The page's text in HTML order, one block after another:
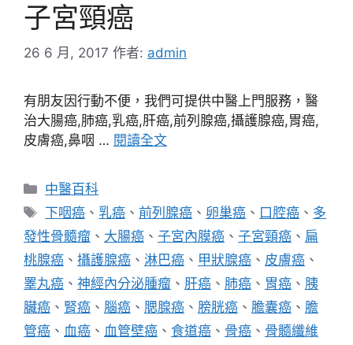
子宮頸癌
26 6 月, 2017 作者: admin
有朋友因行動不便，我們可提供中醫上門服務，醫
治大腸癌,肺癌,乳癌,肝癌,前列腺癌,攝護腺癌,胃癌,
皮膚癌,鼻咽 … 閱讀全文
分
類
中醫百科
標
籤
下咽癌 、 乳癌 、前列腺癌 、 卵巢癌 、 口腔癌 、 多
發性骨髓瘤 、 大腸癌 、 子宮內膜癌 、 子宮頸癌 、 扁
桃腺癌 、 攝護腺癌 、 淋巴癌 、 甲狀腺癌 、 皮膚癌 、
睪丸癌 、 神經內分泌腫瘤 、 肝癌 、 肺癌 、 胃癌 、 胰
臟癌 、 腎癌 、 腦癌 、 腮腺癌 、 膀胱癌 、 膽囊癌 、 膽
管癌 、 血癌 、 血管壁癌 、 食道癌 、 骨癌 、 骨髓纖維